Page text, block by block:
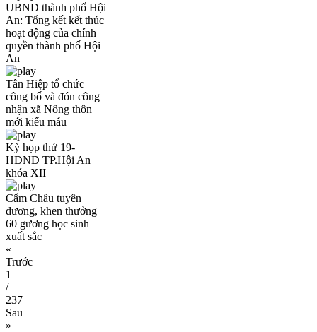
UBND thành phố Hội
An: Tổng kết kết thúc
hoạt động của chính
quyền thành phố Hội
An
Tân Hiệp tổ chức
công bố và đón công
nhận xã Nông thôn
mới kiểu mẫu
Kỳ họp thứ 19-
HĐND TP.Hội An
khóa XII
Cẩm Châu tuyên
dương, khen thưởng
60 gương học sinh
xuất sắc
«
Trước
1
/
237
Sau
»